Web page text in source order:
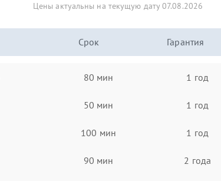
Цены актуальны на текущую дату 07.08.2026
Срок Гарантия
80 мин 1 год
50 мин 1 год
100 мин 1 год
90 мин 2 года